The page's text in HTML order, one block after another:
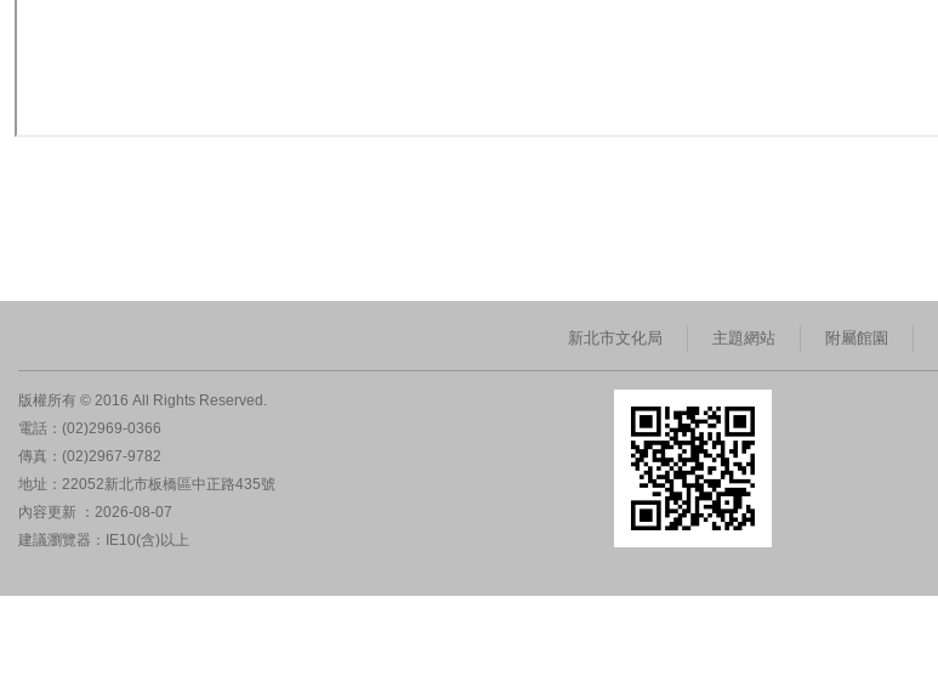
新北市文化局 主題網站 附屬館園
版權所有 © 2016 All Rights Reserved.
電話：(02)2969-0366
傳真：(02)2967-9782
地址：22052新北市板橋區中正路435號
內容更新 ：2026-08-07
建議瀏覽器：IE10(含)以上